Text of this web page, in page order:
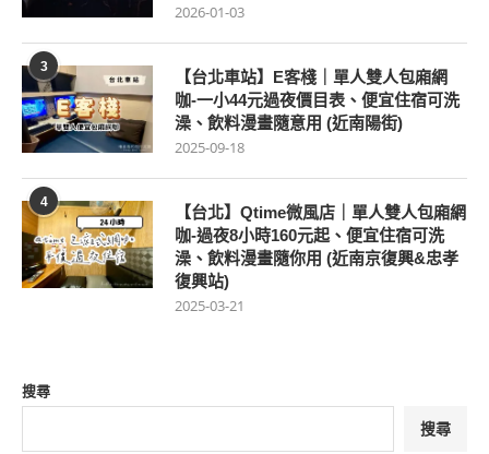
2026-01-03
3
【台北車站】E客棧｜單人雙人包廂網
咖-一小44元過夜價目表、便宜住宿可洗
澡、飲料漫畫隨意用 (近南陽街)
2025-09-18
4
【台北】Qtime微風店｜單人雙人包廂網
咖-過夜8小時160元起、便宜住宿可洗
澡、飲料漫畫隨你用 (近南京復興&忠孝
復興站)
2025-03-21
搜尋
搜尋